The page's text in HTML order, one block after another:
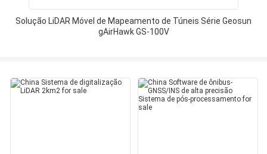
Solução LiDAR Móvel de Mapeamento de Túneis Série Geosun
gAirHawk GS-100V